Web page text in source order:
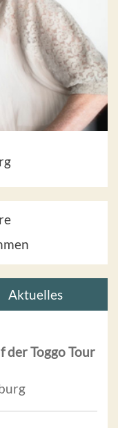
Aktuelles
der Toggo Tour